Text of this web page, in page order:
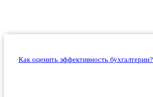
Как оценить эффективность бухгалтерии?